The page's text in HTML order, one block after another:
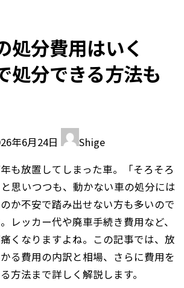
処分費用はいく
処分できる方法も
年6月24日
Shige
も放置してしまった車。「そろそろ
思いつつも、動かない車の処分には
か不安で踏み出せない方も多いので
レッカー代や廃車手続き費用など、
くなりますよね。この記事では、放
る費用の内訳と相場、さらに費用を
方法まで詳しく解説します。